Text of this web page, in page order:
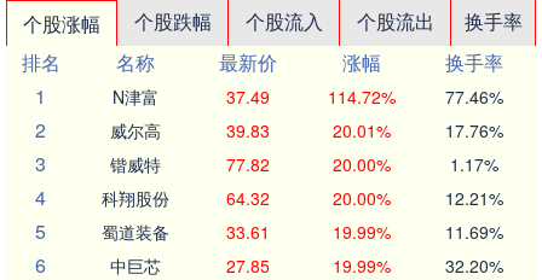
个股涨幅 个股跌幅 个股流入 个股流出
换手率
排名
名称 最新价 涨幅
换手率
1
N津富 37.49 114.72% 77.46%
2 威尔高 39.83 20.01% 17.76%
3 锴威特 77.82 20.00% 1.17%
4 科翔股份 64.32 20.00% 12.21%
5 蜀道装备 33.61 19.99% 11.69%
6 中巨芯 27.85 19.99% 32.20%